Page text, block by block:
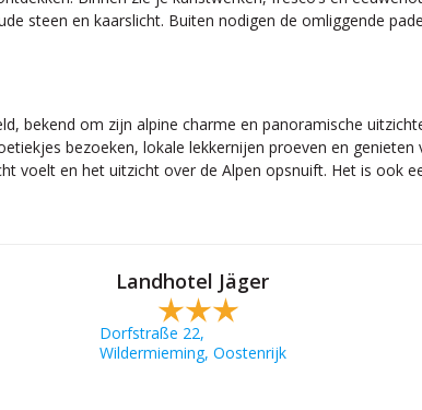
steen en kaarslicht. Buiten nodigen de omliggende
bekend om zijn alpine charme en panoramische
bezoeken, lokale lekkernijen proeven en
voelt en het uitzicht over de Alpen opsnuift. Het is ook
Landhotel Jäger
Dorfstraße 22,
Wildermieming, Oostenrijk